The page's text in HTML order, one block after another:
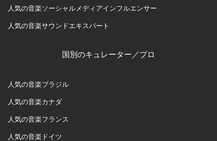
人気の音楽ソーシャルメディアインフルエンサー
人気の音楽サウンドエキスパート
国別のキュレーター／プロ
人気の音楽ブラジル
人気の音楽カナダ
人気の音楽フランス
人気の音楽ドイツ